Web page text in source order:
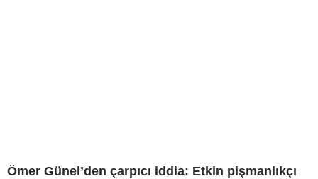
Ömer Günel’den çarpıcı iddia: Etkin pişmanlıkçı